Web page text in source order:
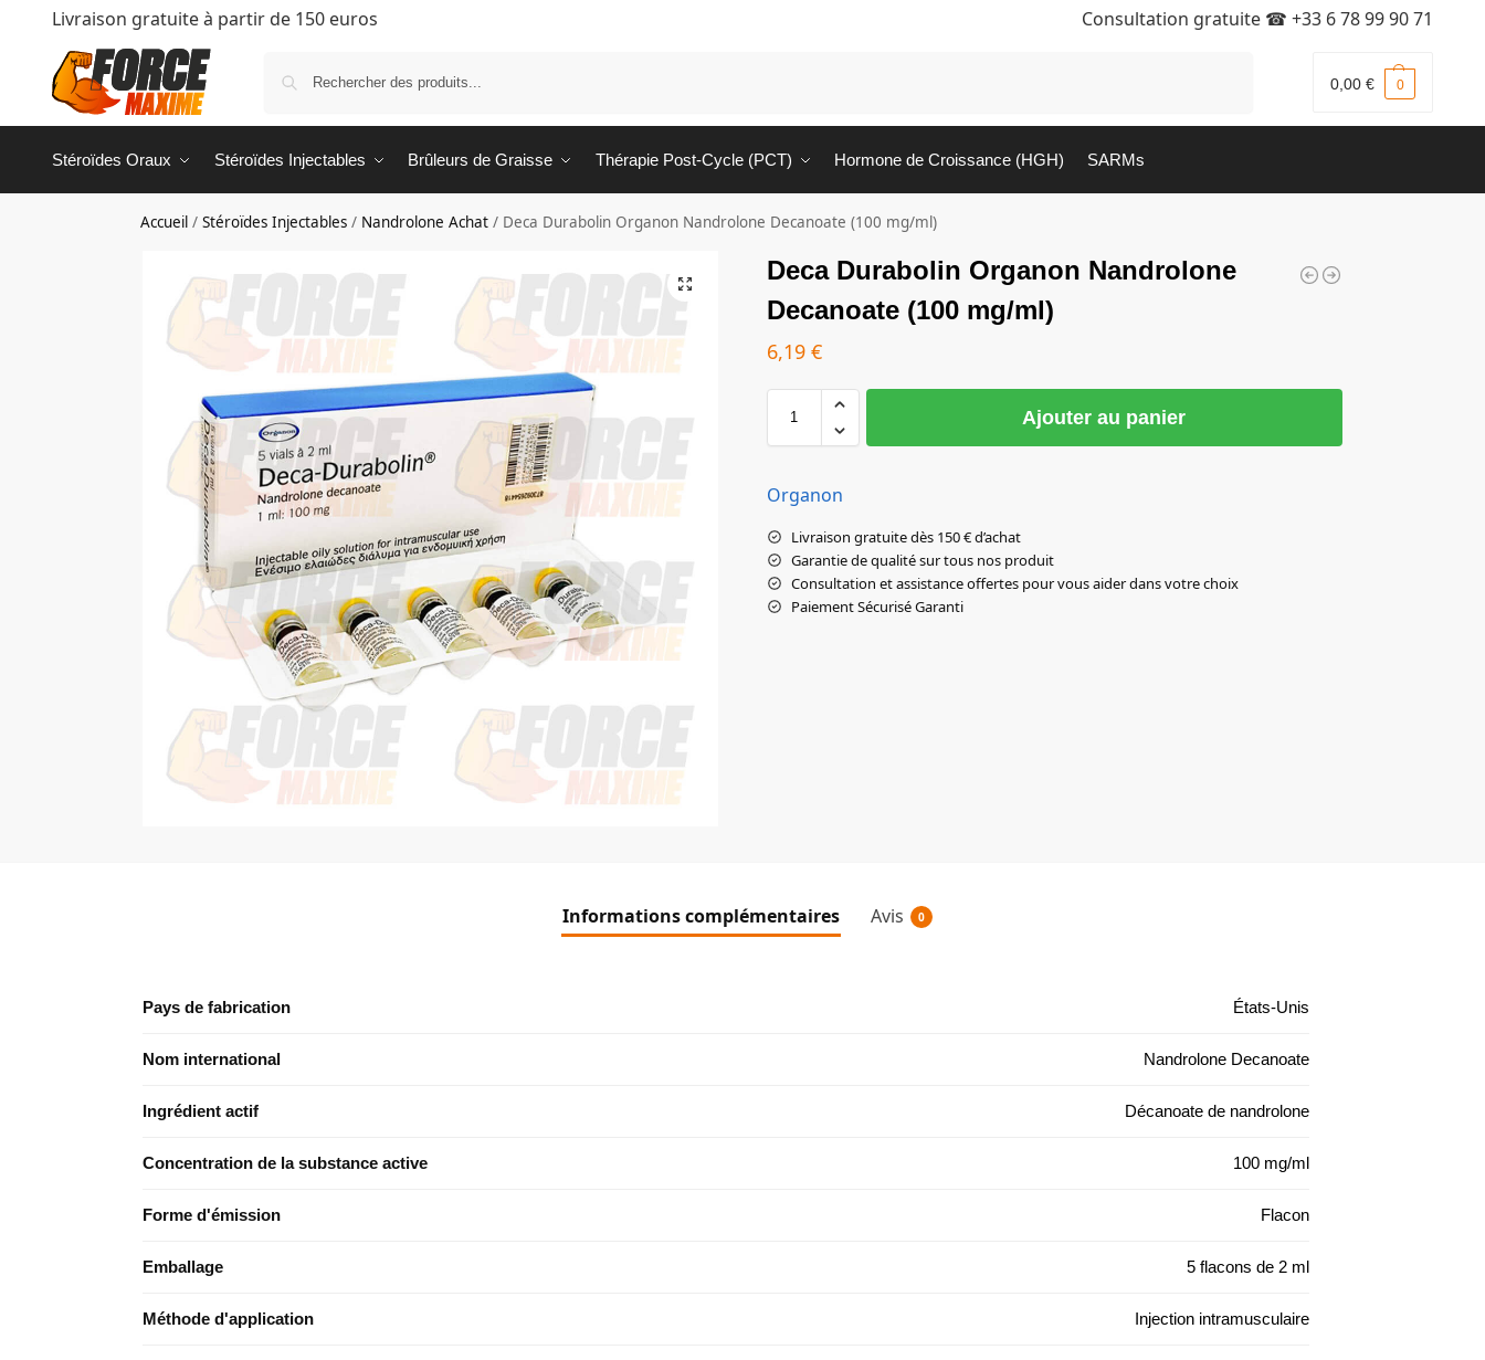
Livraison gratuite à partir de 150 euros Consultation gratuite ☎ +33 6 78 99 90 71
0,00 € 0
Stéroïdes Oraux Stéroïdes Injectables Brûleurs de Graisse Thérapie Post-Cycle (PCT) Hormone de Croissance (HGH) SARMs
Accueil /Stéroïdes Injectables / Nandrolone Achat / Deca Durabolin Organon Nandrolone Decanoate (100 mg/ml)
Deca Durabolin Organon Nandrolone
Decanoate (100 mg/ml)
6,19 €
Ajouter au panier
Organon
Livraison gratuite dès 150 € d’achat
Garantie de qualité sur tous nos produit
Consultation et assistance offertes pour vous aider dans votre choix
Paiement Sécurisé Garanti
Informations complémentaires Avis 0
Pays de fabrication États-Unis
Nom international Nandrolone Decanoate
Ingrédient actif Décanoate de nandrolone
Concentration de la substance active 100 mg/ml
Forme d'émission Flacon
Emballage 5 flacons de 2 ml
Méthode d'application Injection intramusculaire